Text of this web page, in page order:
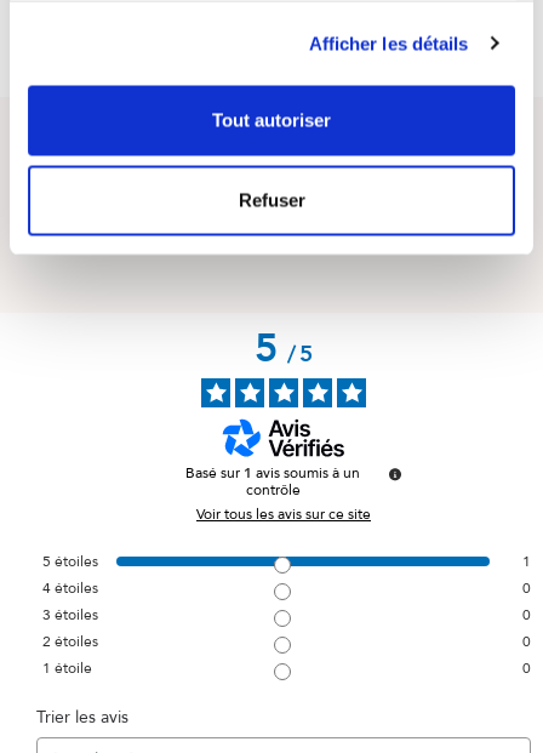
Afficher les détails
Tout autoriser
Refuser
Questions / Answers
5/5
Basé sur 1 avis soumis à un
contrôle
Voir tous les avis sur ce site
5 étoiles
1
4étoiles
0
3 étoiles
0
2 étoiles
0
1 étoile 0
Trier les avis